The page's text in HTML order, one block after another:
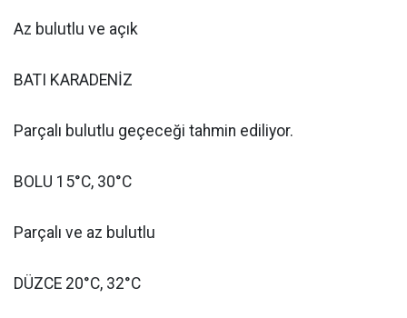
Az bulutlu ve açık
BATI KARADENİZ
Parçalı bulutlu geçeceği tahmin ediliyor.
BOLU 15°C, 30°C
Parçalı ve az bulutlu
DÜZCE 20°C, 32°C